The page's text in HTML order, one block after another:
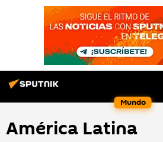
Mundo
América Latina